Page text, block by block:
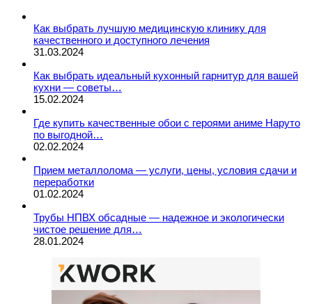
Как выбрать лучшую медицинскую клинику для
качественного и доступного лечения
31.03.2024
Как выбрать идеальный кухонный гарнитур для вашей
кухни — советы…
15.02.2024
Где купить качественные обои с героями аниме Наруто
по выгодной…
02.02.2024
Прием металлолома — услуги, цены, условия сдачи и
переработки
01.02.2024
Трубы НПВХ обсадные — надежное и экологически
чистое решение для…
28.01.2024